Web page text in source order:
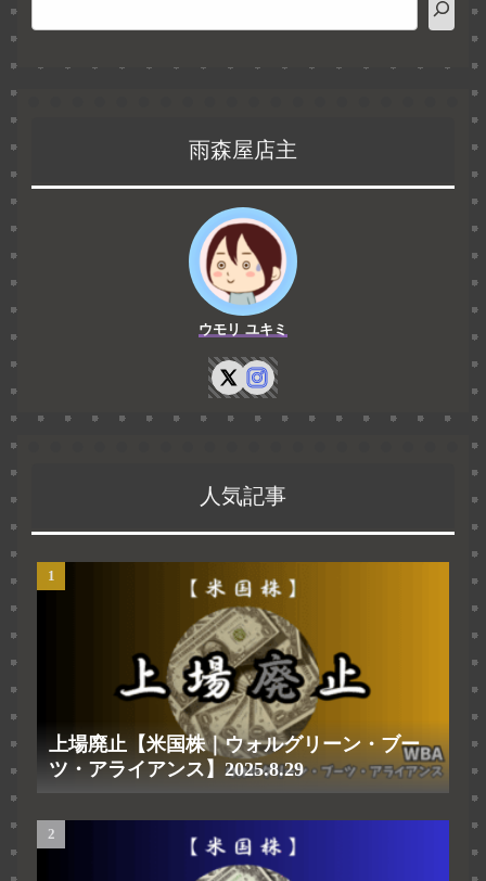
雨森屋店主
ウモリ ユキミ
人気記事
上場廃止【米国株｜ウォルグリーン・ブー
ツ・アライアンス】2025.8.29